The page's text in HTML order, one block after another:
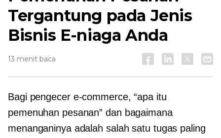
Tergantung pada Jenis
Bisnis E-niaga Anda
13 menit baca
Bagi pengecer e-commerce, “apa itu
pemenuhan pesanan” dan bagaimana
menanganinya adalah salah satu tugas paling